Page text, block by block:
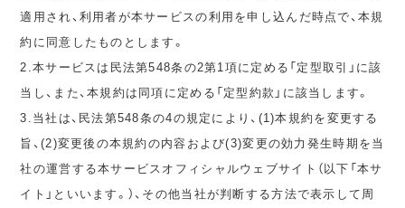
適用され、利用者が本サービスの利用を申し込んだ時点で、本規
約に同意したものとします。
2.本サービスは民法第548条の2第1項に定める「定型取引」に該
当し、また、本規約は同項に定める「定型約款」に該当します。
3.当社は、民法第548条の4の規定により、(1)本規約を変更する
旨、(2)変更後の本規約の内容および(3)変更の効力発生時期を当
社の運営する本サービスオフィシャルウェブサイト（以下「本サ
イト」といいます。）、その他当社が判断する方法で表示して周